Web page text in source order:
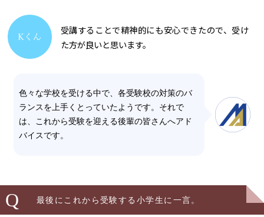
受講することで精神的にも安心できたので、受け
た方が良いと思います。
色々な学校を受ける中で、各受験校の対策のバ
ランスを上手くとっていたようです。それで
は、これから受験を迎える後輩の皆さんへアド
バイスです。
Q 最後にこれから受験する小学生に一言。